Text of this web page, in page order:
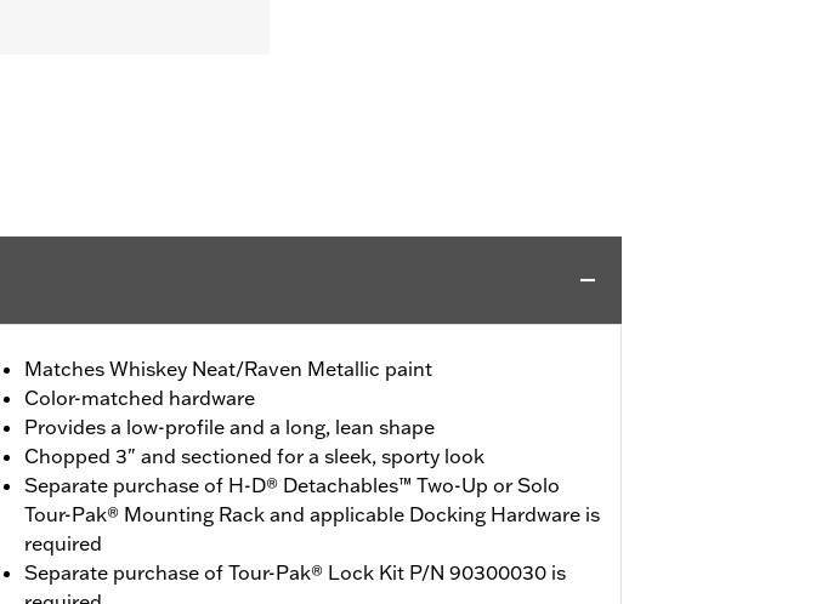
Matches Whiskey Neat/Raven Metallic paint
Color-matched hardware
Provides a low-profile and a long, lean shape
Chopped 3" and sectioned for a sleek, sporty look
Separate purchase of H-D® Detachables™ Two-Up or Solo
Tour-Pak® Mounting Rack and applicable Docking Hardware is
required
Separate purchase of Tour-Pak® Lock Kit P/N 90300030 is